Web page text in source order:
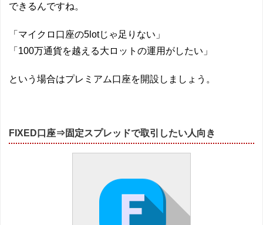
できるんですね。
「マイクロ口座の5lotじゃ足りない」
「100万通貨を越える大ロットの運用がしたい」
という場合はプレミアム口座を開設しましょう。
FIXED口座⇒固定スプレッドで取引したい人向き